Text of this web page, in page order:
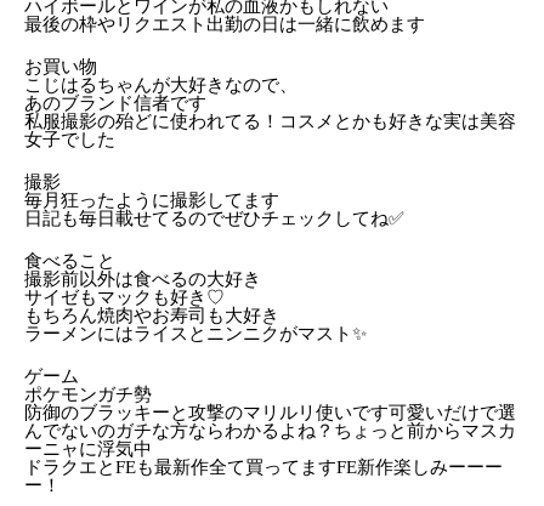
ハイボールとワインが私の血液かもしれない
最後の枠やリクエスト出勤の日は一緒に飲めます
お買い物
こじはるちゃんが大好きなので、
あのブランド信者です
私服撮影の殆どに使われてる！コスメとかも好きな実は美容
女子でした︎︎
撮影
毎月狂ったように撮影してます
日記も毎日載せてるのでぜひチェックしてね✅
食べること
撮影前以外は食べるの大好き
サイゼもマックも好き♡
もちろん焼肉やお寿司も大好き
ラーメンにはライスとニンニクがマスト✨
ゲーム
ポケモンガチ勢
防御のブラッキーと攻撃のマリルリ使いです可愛いだけで選
んでないのガチな方ならわかるよね？ちょっと前からマスカ
ーニャに浮気中
ドラクエとFEも最新作全て買ってますFE新作楽しみーーー
ー！